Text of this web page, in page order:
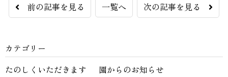
前の記事を見る 一覧へ 次の記事を見る
カテゴリー
たのしくいただきます
園からのお知らせ